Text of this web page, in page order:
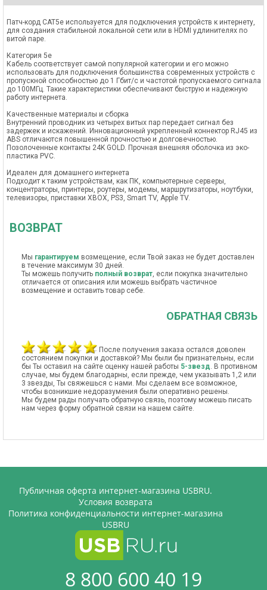
Патч-корд CAT5e используется для подключения устройств к интернету,
для создания стабильной локальной сети или в HDMI удлинителях по
витой паре.
Категория 5е
Кабель соответствует самой популярной категории и его можно
использовать для подключения большинства современных устройств с
пропускной способностью до 1 Гбит/c и частотой пропускаемого сигнала
до 100МГц. Такие характеристики обеспечивают быструю и надежную
работу интернета.
Качественные материалы и сборка
Внутренний проводник из четырех витых пар передает сигнал без
задержек и искажений. Инновационный укрепленный коннектор RJ45 из
ABS отличаются повышенной прочностью и долговечностью.
Позолоченные контакты 24K GOLD. Прочная внешняя оболочка из эко-
пластика PVС.
Идеален для домашнего интернета
Подходит к таким устройствам, как ПК, компьютерные серверы,
концентраторы, принтеры, роутеры, модемы, маршрутизаторы, ноутбуки,
телевизоры, приставки XBOX, PS3, Smart TV, Apple TV.
ВОЗВРАТ
Мы гарантируем возмещение, если Твой заказ не будет доставлен
в течение максимум 30 дней.
Ты можешь получить полный возврат, если покупка значительно
отличается от описания или можешь выбрать частичное
возмещение и оставить товар себе.
ОБРАТНАЯ СВЯЗЬ
После получения заказа остался доволен
состоянием покупки и доставкой? Мы были бы признательны, если
бы Ты оставил на сайте оценку нашей работы 5-звезд. В противном
случае, мы будем благодарны, если прежде, чем указывать 1,2 или
3 звезды, Ты свяжешься с нами. Мы сделаем все возможное,
чтобы возникшие недоразумения были оперативно решены.
Мы будем рады получать обратную связь, поэтому можешь писать
нам через форму обратной связи на нашем сайте.
Публичная оферта интернет-магазина USBRU.
Условия возврата
Политика конфиденциальности интернет-магазина
USBRU
8 800 600 40 19